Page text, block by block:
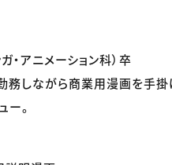
アニメーション科）卒
しながら商業用漫画を手掛
ー。